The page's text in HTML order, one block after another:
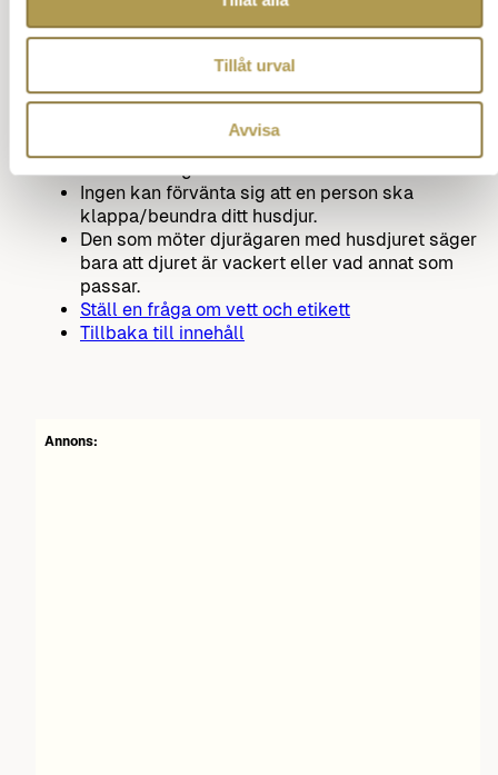
Tillåt urval
Avvisa
Det är ingen självklar rättighet att få klaga på
att andra har hundar, katter osv, detta enbart för
att man själv inte vill ha husdjur.
En person med överseende och tolerans låter
andra människor göra som de vill i frågan om
Ingen kan förvänta sig att en person ska
klappa/beundra ditt husdjur.
Den som möter djurägaren med husdjuret säger
bara att djuret är vackert eller vad annat som
passar.
Ställ en fråga om vett och etikett
Tillbaka till innehåll
Annons: